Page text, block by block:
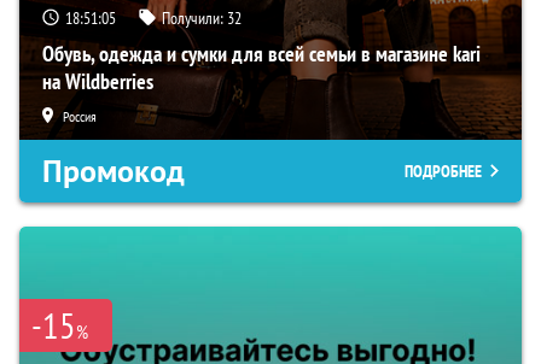
18:51:04 Получили: 32
Обувь, одежда и сумки для всей семьи в магазине kari
на Wildberries
Россия
Промокод ПОДРОБНЕЕ
-15%